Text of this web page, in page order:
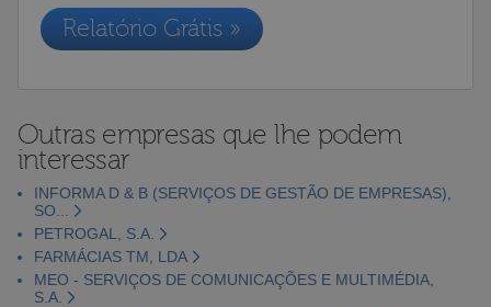
Relatório Grátis »
Outras empresas que lhe podem
interessar
INFORMA D & B (SERVIÇOS DE GESTÃO DE EMPRESAS),
SO...
PETROGAL, S.A.
FARMÁCIAS TM, LDA
MEO - SERVIÇOS DE COMUNICAÇÕES E MULTIMÉDIA,
S.A.